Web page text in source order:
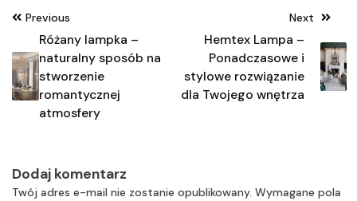
Nawigacja
wpisu
Previous
Różany lampka –
naturalny sposób na
stworzenie
romantycznej
atmosfery
Next
Hemtex Lampa –
Ponadczasowe i
stylowe rozwiązanie
dla Twojego wnętrza
Dodaj komentarz
Twój adres e-mail nie zostanie opublikowany. Wymagane pola